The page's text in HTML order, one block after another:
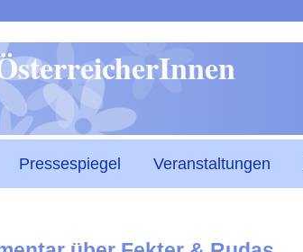
Pressespiegel Veranstaltungen